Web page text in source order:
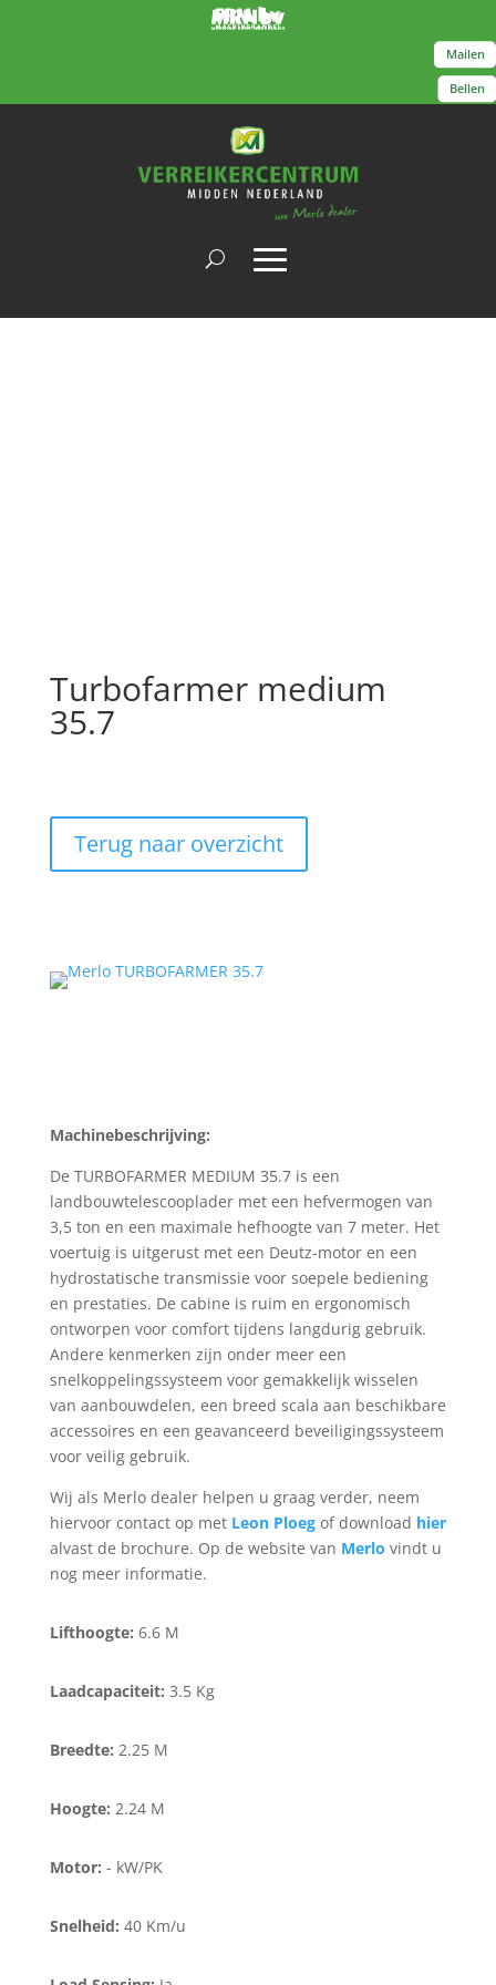
Mailen
Bellen
Turbofarmer medium
35.7
Terug naar overzicht
Machinebeschrijving:
De TURBOFARMER MEDIUM 35.7 is een
landbouwtelescooplader met een hefvermogen van
3,5 ton en een maximale hefhoogte van 7 meter. Het
voertuig is uitgerust met een Deutz-motor en een
hydrostatische transmissie voor soepele bediening
en prestaties. De cabine is ruim en ergonomisch
ontworpen voor comfort tijdens langdurig gebruik.
Andere kenmerken zijn onder meer een
snelkoppelingssysteem voor gemakkelijk wisselen
van aanbouwdelen, een breed scala aan beschikbare
accessoires en een geavanceerd beveiligingssysteem
voor veilig gebruik.
Wij als Merlo dealer helpen u graag verder, neem
hiervoor contact op met Leon Ploegof download hier
alvast de brochure. Op de website van Merlo vindt u
nog meer informatie.
Lifthoogte: 6.6 M
Laadcapaciteit: 3.5 Kg
Breedte: 2.25 M
Hoogte: 2.24 M
Motor: - kW/PK
Snelheid: 40 Km/u